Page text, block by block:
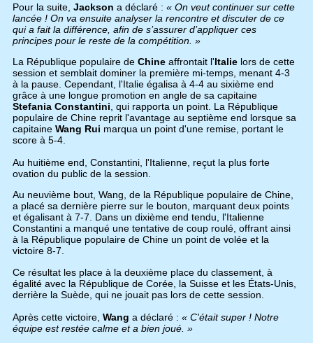
Pour la suite, Jackson a déclaré : « On veut continuer sur cette
lancée ! On va ensuite analyser la rencontre et discuter de ce
qui a fait la différence, afin de s’assurer d’appliquer ces
principes pour le reste de la compétition. »
La République populaire de Chine affrontait l'Italie lors de cette
session et semblait dominer la première mi-temps, menant 4-3
à la pause. Cependant, l'Italie égalisa à 4-4 au sixième end
grâce à une longue promotion en angle de sa capitaine
Stefania Constantini , qui rapporta un point. La République
populaire de Chine reprit l'avantage au septième end lorsque sa
capitaine Wang Rui marqua un point d'une remise, portant le
score à 5-4.
Au huitième end, Constantini, l'Italienne, reçut la plus forte
ovation du public de la session.
Au neuvième bout, Wang, de la République populaire de Chine,
a placé sa dernière pierre sur le bouton, marquant deux points
et égalisant à 7-7. Dans un dixième end tendu, l'Italienne
Constantini a manqué une tentative de coup roulé, offrant ainsi
à la République populaire de Chine un point de volée et la
victoire 8-7.
Ce résultat les place à la deuxième place du classement, à
égalité avec la République de Corée, la Suisse et les États-Unis,
derrière la Suède, qui ne jouait pas lors de cette session.
Après cette victoire, Wang a déclaré : « C'était super ! Notre
équipe est restée calme et a bien joué. »